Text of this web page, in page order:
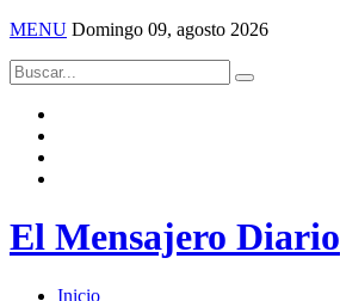
MENU Domingo 09, agosto 2026
El Mensajero Diario
Inicio